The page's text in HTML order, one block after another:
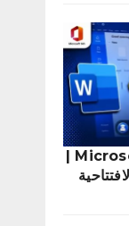
دورة وكورس Microsoft Word |